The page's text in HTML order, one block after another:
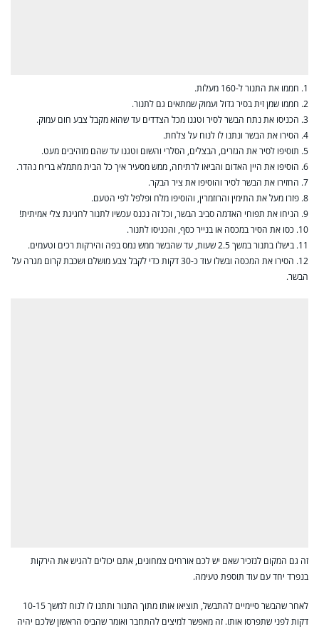
1. חממו את התנור ל-160 מעלות.
2. חממו שמן זית בסיר גדול ועמוק שמתאים גם לתנור.
3. הכניסו את נתח הבשר לסיר וטגנו מכל הצדדים עד שהוא מקבל צבע חום עמוק.
4. הסירו את הבשר ונתנו לו לנוח על צלחת.
5. תוסיפו לסיר את הגזרים, הבצלים, הסלרי והשום וטגנו עד שהם מזהיבים מעט.
6. הוסיפו את היין האדום והביאו לרתיחה, ממש מסעיר איך כל הבית מתמלא בריח נהדר.
7. החזירו את הבשר לסיר והוסיפו את ציר הבקר.
8. פזרו מעל את התימין והרוזמרין, והוסיפו מלח ופלפל לפי הטעם.
9. הניחו את תפוחי האדמה סביב הבשר, וכל זה נכנס עכשיו לתנור לחגיגת צלי אמיתית!
10. כסו את הסיר במכסה או בנייר כסף, והכניסו לתנור.
11. בישלו בתנור במשך 2.5 שעות, עד שהבשר ממש נמס בפה והירקות רכים וטעמים.
12. הסירו את המכסה ובשלו עוד כ-30 דקות כדי לקבל צבע מושלם ושכבת קרום מגרה על
הבשר.
זה גם המקום לנזכיר שאם יש לכם אורחים צמחונים, אתם יכולים להגיש את הירקות
בנפרד יחד עם עוד תוספת טעימה.
לאחר שהבשר סיימיים להתבשל, תוציאו אותו מתוך התנור ותתנו לו לנוח למשך 10-15
דקות לפני שתפרסו אותו. זה מאפשר למיצים להתחבר ואומר שהביס הראשון שלכם יהיה